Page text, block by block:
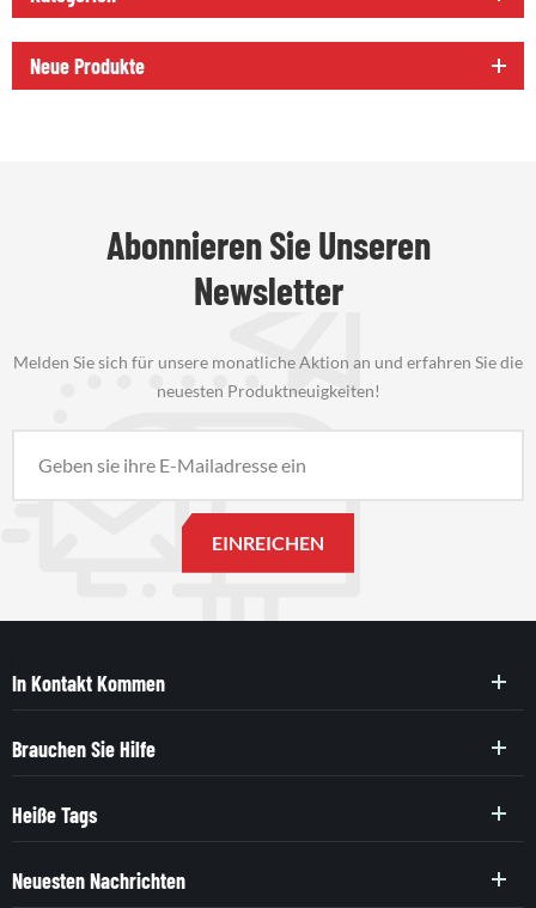
Neue Produkte
Abonnieren Sie Unseren
Newsletter
Melden Sie sich für unsere monatliche Aktion an und erfahren Sie die
neuesten Produktneuigkeiten!
In Kontakt Kommen
Brauchen Sie Hilfe
Heiße Tags
Neuesten Nachrichten